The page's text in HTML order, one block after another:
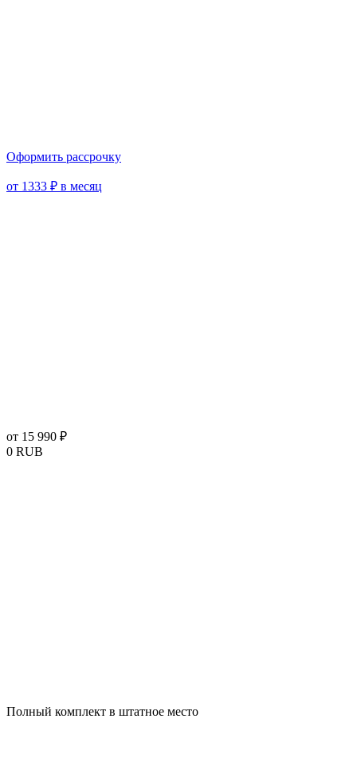
Оформить рассрочку
от 1333 ₽ в месяц
от 15 990 ₽
0 RUB
Полный комплект в штатное место